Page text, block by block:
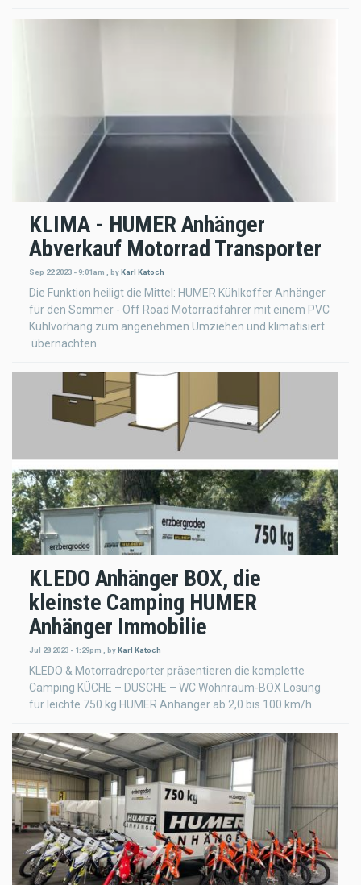
KLIMA - HUMER Anhänger
Abverkauf Motorrad Transporter
Sep 22 2023 - 9:01am byKarl Katoch
Die Funktion heiligt die Mittel: HUMER Kühlkoffer Anhänger
für den Sommer - Off Road Motorradfahrer mit einem PVC
Kühlvorhang zum angenehmen Umziehen und klimatisiert
übernachten.
KLEDO Anhänger BOX, die
kleinste Camping HUMER
Anhänger Immobilie
Jul 28 2023 - 1:29pm byKarl Katoch
KLEDO & Motorradreporter präsentieren die komplette
Camping KÜCHE – DUSCHE – WC Wohnraum-BOX Lösung
für leichte 750 kg HUMER Anhänger ab 2,0 bis 100 km/h